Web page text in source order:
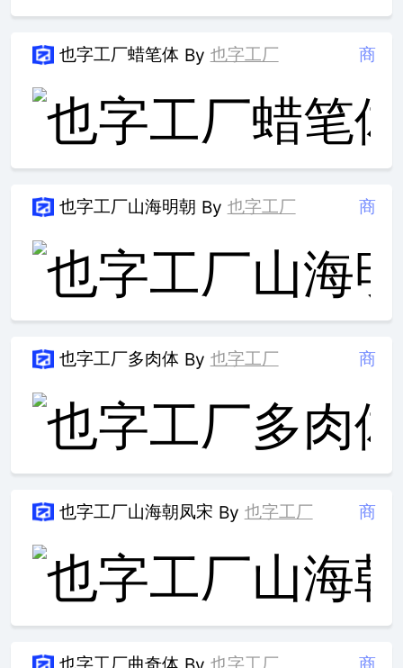
也字工厂蜡笔体 By 也字工厂 商
也字工厂山海明朝 By 也字工厂 商
也字工厂多肉体 By 也字工厂 商
也字工厂山海朝凤宋 By 也字工厂 商
也字工厂曲奇体 也字工厂 商